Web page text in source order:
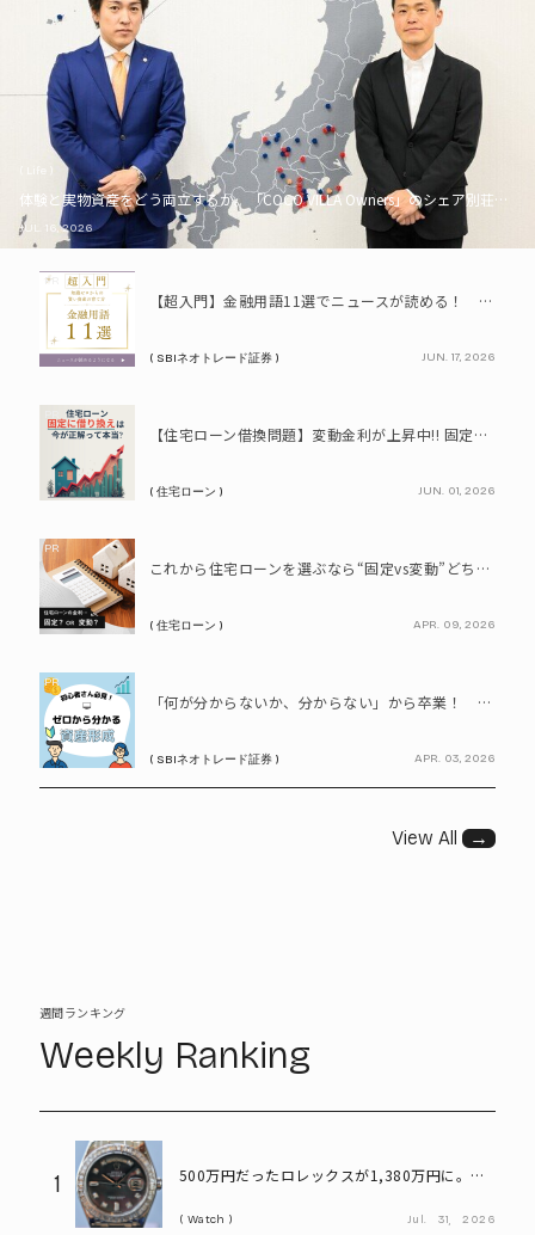
体験と実物資産をどう両立するか。「COCO VILLA Owners」のシェア別荘とい
JUL. 16, 2026
PR
【超入門】金融用語11選でニュースが読める！ 知識ゼロからの賢い資産の育て方
( SBIネオトレード証券 ) JUN. 17, 2026
【住宅ローン借換問題】変動金利が上昇中!! 固定に借り換えるなら今が正解って本当? シミュレーションで比較してみよう
( 住宅ローン ) JUN. 01, 2026
PR
これから住宅ローンを選ぶなら“固定vs変動”どちらが正解? 9割が利用したいと答えた「いま決めなくてもいい」ローンとは!?
( 住宅ローン ) APR. 09, 2026
PR
「何が分からないか、分からない」から卒業！ SBIネオトレード証券で学ぶ、はじめての資産形成
( SBIネオトレード証券 ) APR. 03, 2026
View All →
週間ランキング
Weekly Ranking
1
500万円だったロレックスが1,380万円に。プ
Watch Jul. 31, 2026